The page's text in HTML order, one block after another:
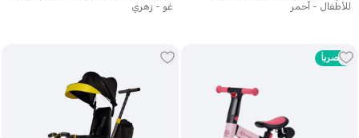
للأطفال - أحمر
غو - زهري
حصرياً